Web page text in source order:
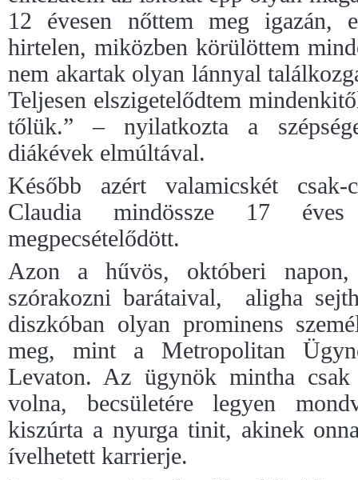
12 évesen nőttem meg igazán,
hirtelen, miközben körülöttem
nem akartak olyan lánnyal
Teljesen elszigetelődtem
tőlük.” – nyilatkozta a
diákévek elmúltával.
Később azért valamicskét csak-
Claudia mindössze 17
megpecsételődött.
Azon a hűvös, októberi
szórakozni barátaival,
aligha
diszkóban olyan prominens
meg, mint a Metropolitan
Levaton. Az ügynök mintha csak
volna, becsületére legyen
kiszúrta a nyurga tinit, akinek
ívelhetett karrierje.